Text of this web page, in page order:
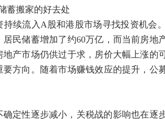
搬家的好去处
流入A股和港股市场寻找投资机会
民储蓄增加了约60万亿，而当前房地
地产市场仍供过于求，房价大幅上涨的
方向。随着市场赚钱效应的提升，公
性逐步减小，关税战的影响也在逐步